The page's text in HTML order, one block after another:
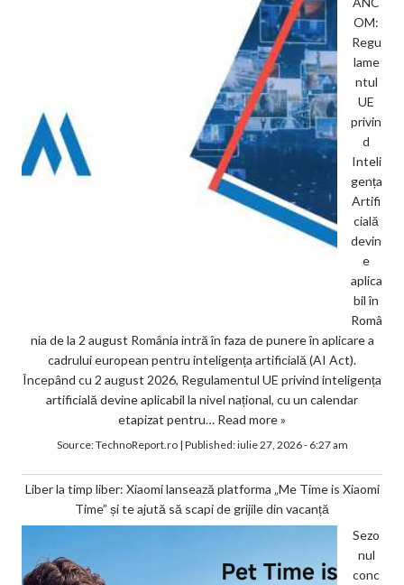
OM:
Regu
lame
ntul
UE
privin
d
Inteli
gența
Artifi
cială
devin
e
aplica
bil în
Româ
nia de la 2 august România intră în faza de punere în aplicare a
cadrului european pentru inteligența artificială (AI Act).
Începând cu 2 august 2026, Regulamentul UE privind inteligența
artificială devine aplicabil la nivel național, cu un calendar
etapizat pentru… Read more »
Source:TechnoReport.ro| Published:iulie 27, 2026 - 6:27 am
Liber la timp liber: Xiaomi lansează platforma „Me Time is Xiaomi
Time” și te ajută să scapi de grijile din vacanță
Sezo
nul
conc